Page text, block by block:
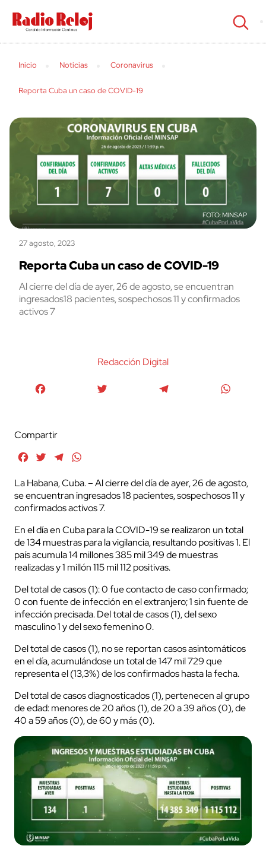
cerrar
Inicio Noticias Coronavirus
Reporta Cuba un caso de COVID-19
MINSAP
27 agosto, 2023
Reporta Cuba un caso de COVID-19
Al cierre del día de ayer, 26 de agosto, se encuentran
ingresados18 pacientes, sospechosos 11 y confirmados
activos 7
Redacción Digital
Compartir
FacebookTwitterTelegram
La Habana, Cuba. – Al cierre del día de ayer, 26 de agosto,
se encuentran ingresados 18 pacientes, sospechosos 11 y
confirmados activos 7.
En el día en Cuba para la COVID-19 se realizaron un total
de 134 muestras para la vigilancia, resultando positivas 1. El
país acumula 14 millones 385 mil 349 de muestras
realizadas y 1 millón 115 mil 112 positivas.
Del total de casos (1): 0 fue contacto de caso confirmado;
0 con fuente de infección en el extranjero; 1 sin fuente de
infección precisada. Del total de casos (1), del sexo
masculino 1 y del sexo femenino 0.
Del total de casos (1), no se reportan casos asintomáticos
en el día, acumulándose un total de 147 mil 729 que
representa el (13,3%) de los confirmados hasta la fecha.
Del total de casos diagnosticados (1), pertenecen al grupo
de edad: menores de 20 años (1), de 20 a 39 años (0), de
40 a 59 años (0), de 60 y más (0).